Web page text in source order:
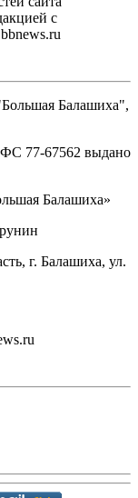
с
Балашиха",
‎77-67562 выдано
Балашиха»
г. Балашиха, ул.